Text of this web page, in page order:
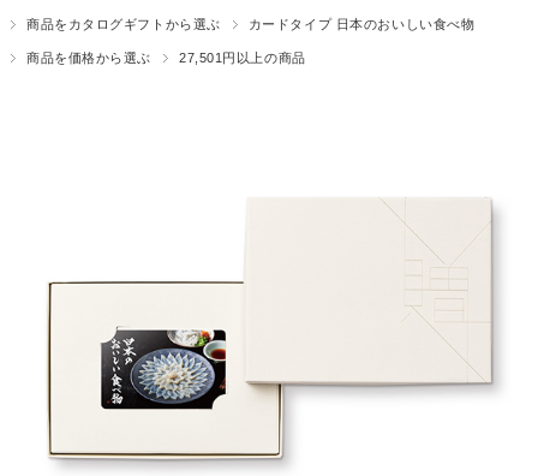
商品をカタログギフトから選ぶ カードタイプ 日本のおいしい食べ物
商品を価格から選ぶ 27,501円以上の商品